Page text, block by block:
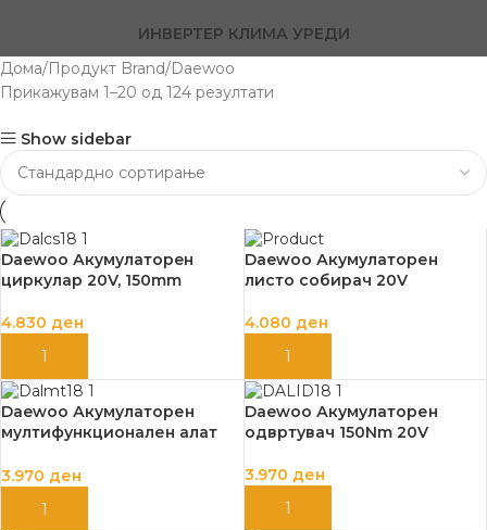
ИНВЕРТЕР КЛИМА УРЕДИ
Дома Продукт Brand Daewoo
Прикажувам 1–20 од 124 резултати
Show sidebar
Daewoo Акумулаторeн
циркулар 20V, 150mm
4.830 ден
ДОДАЈ ВО КОШНИЦА
Daewoo Акумулаторен
листо собирач 20V
4.080 ден
ДОДАЈ ВО КОШНИЦА
Daewoo Акумулаторен
мултифункционален алат
3.970 ден
ДОДАЈ ВО КОШНИЦА
Daewoo Акумулаторен
одвртувач 150Nm 20V
3.970 ден
ДОДАЈ ВО КОШНИЦА